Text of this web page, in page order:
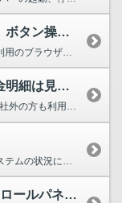
コントロールパネルの表示が欠ける。ボタン操作が反映されない。
以下の作業をお試しください。 [想定ケース1] ご利用のブラウザー設定が原因の可能性が考えられます。 [解決方法] ・キャッシュ(インターネット一時ファイル)の削除を実施ください。...
マルチアカウントの閲覧権限で、料金明細は見れますか。
マルチアカウント機能について、協力会社など、社外の方も利用される 可能性を考慮し、管理者権限以外では料金明細機能をご利用いただけません。
1か月間のアクティビティログ量が多い場合、システムの状況により対象月のアクティビティログが 表示されなくなる場合があります。 代替案としては、APIやCLIで利用履歴を取得する方法があります...
1つのユーザーIDに対し数人でコントロールパネルへ同時ログインできますか？